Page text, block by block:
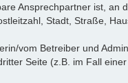
Ansprechpartner ist,
Stadt, Straße,
vom Betreiber und
Seite (z.B. im Fall